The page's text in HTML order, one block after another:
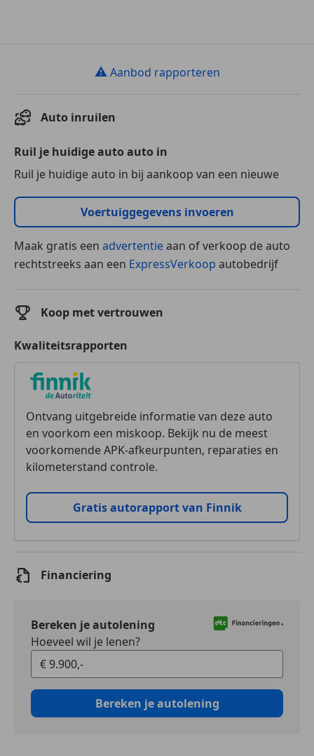
⚠ Aanbod rapporteren
Auto inruilen
Ruil je huidige auto auto in
Ruil je huidige auto in bij aankoop van een nieuwe
Voertuiggegevens invoeren
Maak gratis een advertentieaan of verkoop de auto
rechtstreeks aan een ExpressVerkoop autobedrijf
Koop met vertrouwen
Kwaliteitsrapporten
Ontvang uitgebreide informatie van deze auto
en voorkom een miskoop. Bekijk nu de meest
voorkomende APK-afkeurpunten, reparaties en
kilometerstand controle.
Gratis autorapport van Finnik
Financiering
Bereken je autolening
Hoeveel wil je lenen?
Bereken je autolening